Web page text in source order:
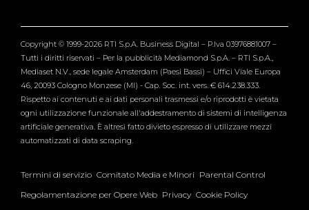
Verissimo
Copyright © 1999-2026 RTI S.p.A. Business Digital – P.Iva 03976881007 –
Tutti i diritti riservati – Per la pubblicità Mediamond S.p.A. – RTI S.p.A.,
Mediaset N.V., sede legale Amsterdam (Paesi Bassi) – Uffici Viale Europa
46, 20093 Cologno Monzese (MI) - Cap. Soc. int. vers. € 614.238.333.
Rispetto ai contenuti e ai dati personali trasmessi e/o riprodotti è vietata
ogni utilizzazione funzionale all'addestramento di sistemi di intelligenza
artificiale generativa. È altresì fatto divieto espresso di utilizzare mezzi
automatizzati di data scraping.
Termini di servizio Comitato Media e Minori Parental Control
Regolamentazione per Opere Web Privacy Cookie Policy